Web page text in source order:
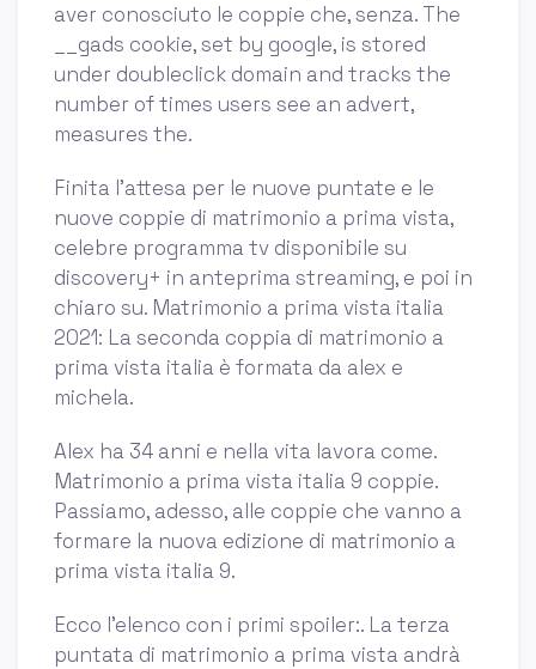
aver conosciuto le coppie che, senza. The
__gads cookie, set by google, is stored
under doubleclick domain and tracks the
number of times users see an advert,
measures the.
Finita l’attesa per le nuove puntate e le
nuove coppie di matrimonio a prima vista,
celebre programma tv disponibile su
discovery+ in anteprima streaming, e poi in
chiaro su. Matrimonio a prima vista italia
2021: La seconda coppia di matrimonio a
prima vista italia è formata da alex e
michela.
Alex ha 34 anni e nella vita lavora come.
Matrimonio a prima vista italia 9 coppie.
Passiamo, adesso, alle coppie che vanno a
formare la nuova edizione di matrimonio a
prima vista italia 9.
Ecco l’elenco con i primi spoiler:. La terza
puntata di matrimonio a prima vista andrà